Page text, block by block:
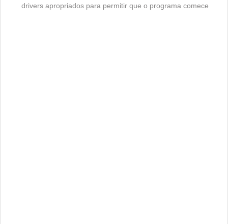
drivers apropriados para permitir que o programa comece